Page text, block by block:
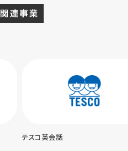
関連事業
テスコ英会話